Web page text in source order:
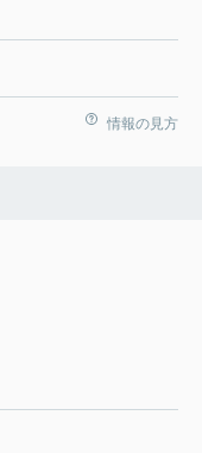
情報の見方